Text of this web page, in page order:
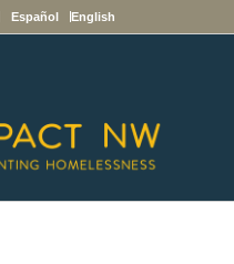
English
Español